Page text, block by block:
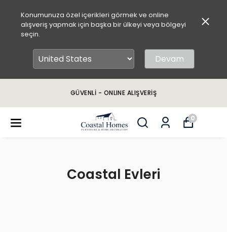
Konumunuza özel içerikleri görmek ve online
alışveriş yapmak için başka bir ülkeyi veya bölgeyi
seçin.
Devam
GÜVENLİ - ONLINE ALIŞVERİŞ
0
Coastal Evleri